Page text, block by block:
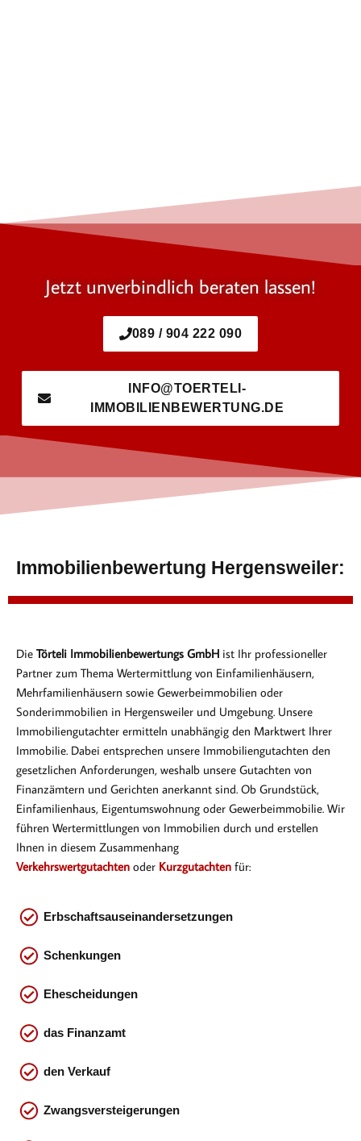
Jetzt unverbindlich beraten lassen!
089 / 904 222 090
INFO@TOERTELI-
IMMOBILIENBEWERTUNG.DE
Immobilienbewertung Hergensweiler:
Die Törteli Immobilienbewertungs GmbH ist Ihr professioneller
Partner zum Thema Wertermittlung von Einfamilienhäusern,
Mehrfamilienhäusern sowie Gewerbeimmobilien oder
Sonderimmobilien in Hergensweiler und Umgebung. Unsere
Immobiliengutachter ermitteln unabhängig den Marktwert Ihrer
Immobilie. Dabei entsprechen unsere Immobiliengutachten den
gesetzlichen Anforderungen, weshalb unsere Gutachten von
Finanzämtern und Gerichten anerkannt sind. Ob Grundstück,
Einfamilienhaus, Eigentumswohnung oder Gewerbeimmobilie. Wir
führen Wertermittlungen von Immobilien durch und erstellen
Ihnen in diesem Zusammenhang
Verkehrswertgutachten oder Kurzgutachten für:
Erbschaftsauseinandersetzungen
Schenkungen
Ehescheidungen
das Finanzamt
den Verkauf
Zwangsversteigerungen